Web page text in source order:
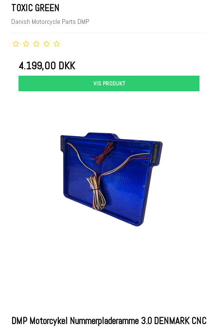
TOXIC GREEN
Danish Motorcycle Parts DMP
4.199,00 DKK
VIS PRODUKT
DMP Motorcykel Nummerpladeramme 3.0 DENMARK CNC